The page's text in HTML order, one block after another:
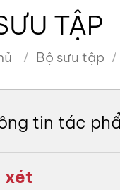
TẬP
Bộ sưu tập
tin tác
xét